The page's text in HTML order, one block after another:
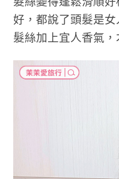
好，都說了頭髮是
髮絲加上宜人香氣